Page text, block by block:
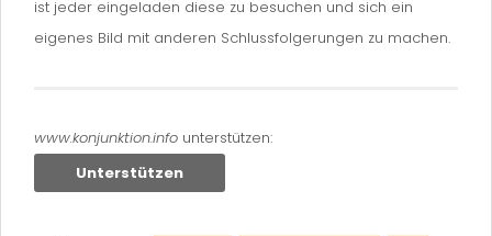
ist jeder eingeladen diese zu besuchen und sich ein
eigenes Bild mit anderen Schlussfolgerungen zu machen.
www.konjunktion.info unterstützen:
Unterstützen